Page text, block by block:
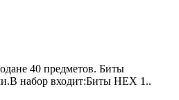
40 предметов. Биты
набор входит:Биты HEX 1..